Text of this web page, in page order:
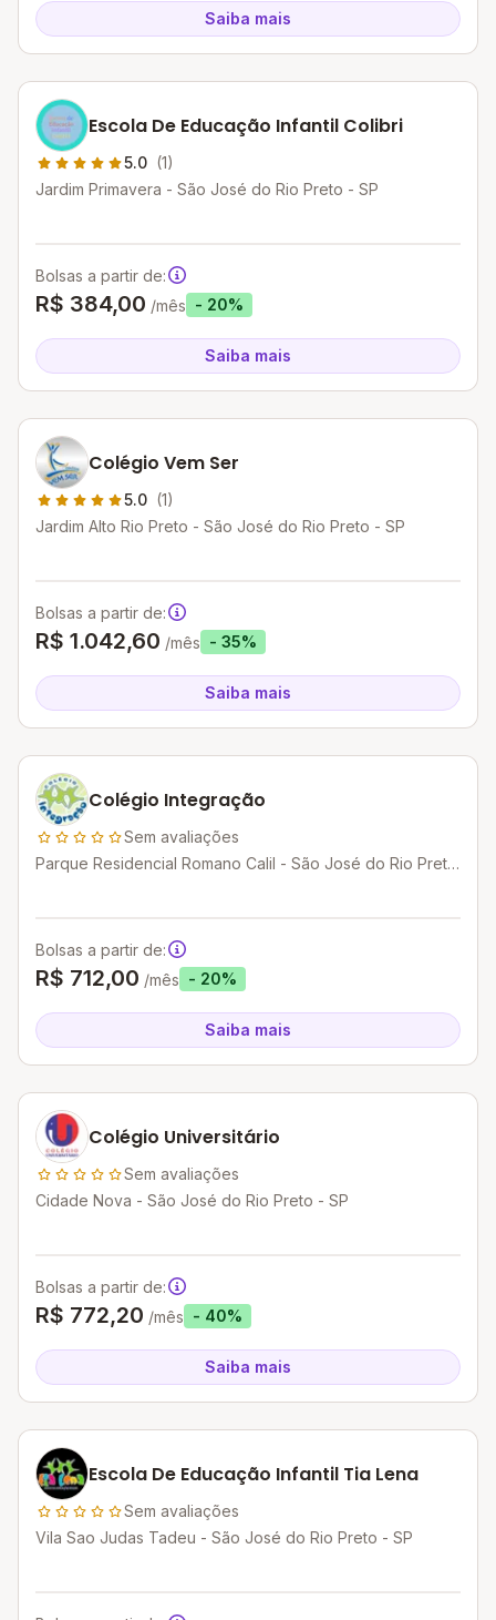
Saiba mais
Escola De Educação Infantil Colibri
5.0 (1)
Jardim Primavera - São José do Rio Preto - SP
Bolsas a partir de:
R$ 384,00 /mês - 20%
Saiba mais
Colégio Vem Ser
5.0 (1)
Jardim Alto Rio Preto - São José do Rio Preto - SP
Bolsas a partir de:
R$ 1.042,60 /mês - 35%
Saiba mais
Colégio Integração
Sem avaliações
Parque Residencial Romano Calil - São José do Rio Preto
Bolsas a partir de:
R$ 712,00 /mês - 20%
Saiba mais
Colégio Universitário
Sem avaliações
Cidade Nova - São José do Rio Preto - SP
Bolsas a partir de:
R$ 772,20 /mês - 40%
Saiba mais
Escola De Educação Infantil Tia Lena
Sem avaliações
Vila Sao Judas Tadeu - São José do Rio Preto - SP